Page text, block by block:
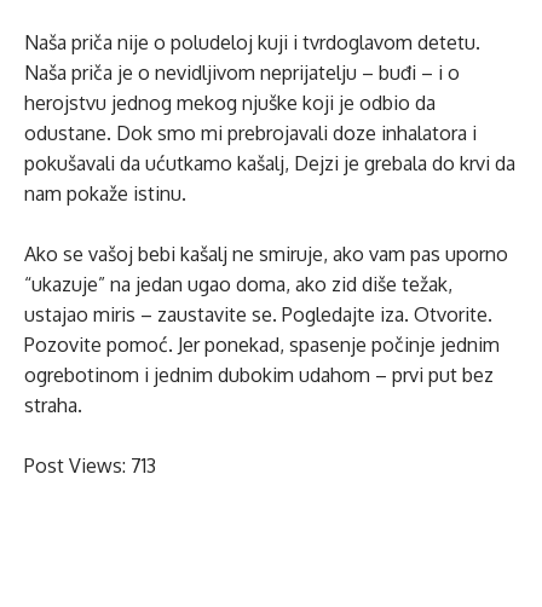
Naša priča nije o poludeloj kuji i tvrdoglavom detetu.
Naša priča je o nevidljivom neprijatelju – buđi – i o
herojstvu jednog mekog njuške koji je odbio da
odustane. Dok smo mi prebrojavali doze inhalatora i
pokušavali da ućutkamo kašalj, Dejzi je grebala do krvi da
nam pokaže istinu.
Ako se vašoj bebi kašalj ne smiruje, ako vam pas uporno
“ukazuje” na jedan ugao doma, ako zid diše težak,
ustajao miris – zaustavite se. Pogledajte iza. Otvorite.
Pozovite pomoć. Jer ponekad, spasenje počinje jednim
ogrebotinom i jednim dubokim udahom – prvi put bez
straha.
Post Views: 713